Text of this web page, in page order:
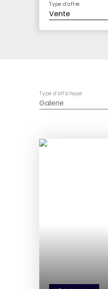
Vente
Type d'offre
Galerie
Type d'affichage